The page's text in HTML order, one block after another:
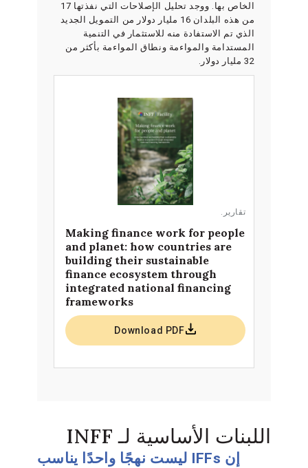
الخاص بها. ووجد تحليل الإصلاحات التي نفذتها 17
من هذه البلدان 16 مليار دولار من التمويل الجديد
الذي تم الاستفادة منه للاستثمار في التنمية
المستدامة والمواءمة ونطاق المواءمة بأكثر من
32 مليار دولار.
تقارير .
Making finance work for people
and planet: how countries are
building their sustainable
finance ecosystem through
integrated national financing
frameworks
Download PDF
اللبنات الأساسية لـ INFF
إن IFFs ليست نهجًا واحدًا يناسب